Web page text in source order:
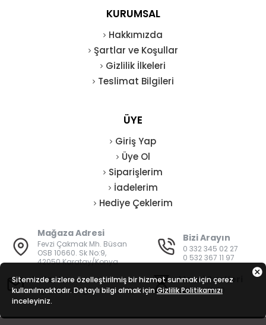
KURUMSAL
Hakkımızda
Şartlar ve Koşullar
Gizlilik İlkeleri
Teslimat Bilgileri
ÜYE
Giriş Yap
Üye Ol
Siparişlerim
İadelerim
Hediye Çeklerim
Mağaza Adresi
Fevzi Çakmak Mh. Büsan
OSB 10660. Sk No:9,
42050 Karatay/Konya
Bizi Arayın
0 332 345 02 27
0 532 367 11 97
E-Posta
bilgi@vatanisguvenligi.com
Mesai Saatleri
08:00 - 19:00
Sitemizde sizlere özelleştirilmiş bir hizmet sunmak için çerez
kullanılmaktadır. Detaylı bilgi almak için Gizlilik Politikamızı
inceleyiniz.